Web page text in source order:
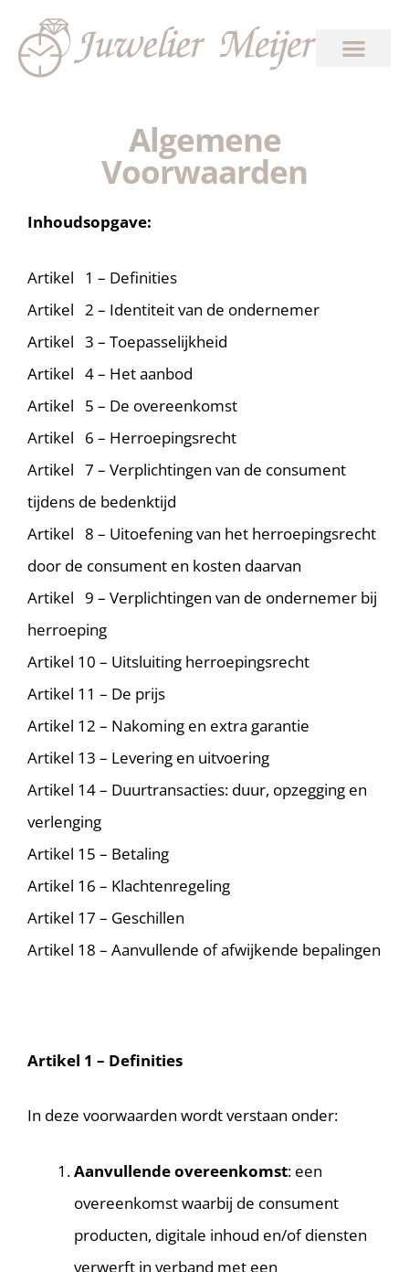
Algemene
Voorwaarden
Inhoudsopgave:
Artikel 1 – Definities
Artikel 2 – Identiteit van de ondernemer
Artikel 3 – Toepasselijkheid
Artikel 4 – Het aanbod
Artikel 5 – De overeenkomst
Artikel 6 – Herroepingsrecht
Artikel 7 – Verplichtingen van de consument
tijdens de bedenktijd
Artikel 8 – Uitoefening van het herroepingsrecht
door de consument en kosten daarvan
Artikel 9 – Verplichtingen van de ondernemer bij
herroeping
Artikel 10 – Uitsluiting herroepingsrecht
Artikel 11 – De prijs
Artikel 12 – Nakoming en extra garantie
Artikel 13 – Levering en uitvoering
Artikel 14 – Duurtransacties: duur, opzegging en
verlenging
Artikel 15 – Betaling
Artikel 16 – Klachtenregeling
Artikel 17 – Geschillen
Artikel 18 – Aanvullende of afwijkende bepalingen
Artikel 1 – Definities
In deze voorwaarden wordt verstaan onder:
Aanvullende overeenkomst: een
overeenkomst waarbij de consument
producten, digitale inhoud en/of diensten
verwerft in verband met een